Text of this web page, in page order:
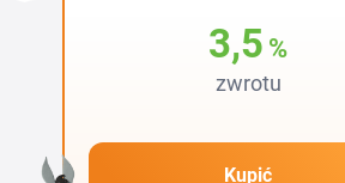
3,5 %
zwrotu
Kupić